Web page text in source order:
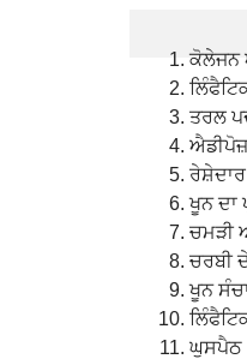
ਕੋਲੇਜਨ
ਤਰਲ
ਖੂਨ ਦਾ
ਚਮੜੀ
ਚਰਬੀ
ਖੂਨ
ਘੁਸਪੈਠ